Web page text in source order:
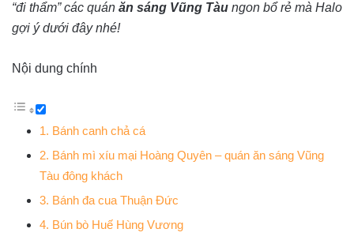
“đi thẩm” các quán ăn sáng Vũng Tàu ngon bổ rẻ mà Halo
gợi ý dưới đây nhé!
Nội dung chính
1. Bánh canh chả cá
2. Bánh mì xíu mại Hoàng Quyên – quán ăn sáng Vũng
Tàu đông khách
3. Bánh đa cua Thuận Đức
4. Bún bò Huế Hùng Vương